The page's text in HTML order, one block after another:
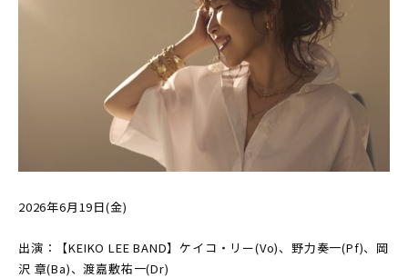
2026年6月19日(金)
出演：【KEIKO LEE BAND】ケイコ・リー(Vo)、野力奏一(Pf)、岡
沢 章(Ba)、渡嘉敷祐一(Dr)